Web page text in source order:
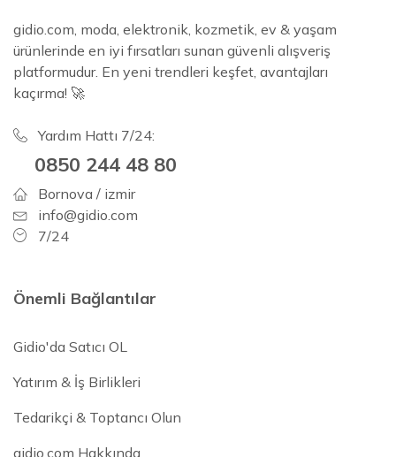
gidio.com, moda, elektronik, kozmetik, ev & yaşam
ürünlerinde en iyi fırsatları sunan güvenli alışveriş
platformudur. En yeni trendleri keşfet, avantajları
kaçırma! 🚀
Yardım Hattı 7/24:
0850 244 48 80
Bornova / izmir
info@gidio.com
7/24
Önemli Bağlantılar
Gidio'da Satıcı OL
Yatırım & İş Birlikleri
Tedarikçi & Toptancı Olun
gidio.com Hakkında